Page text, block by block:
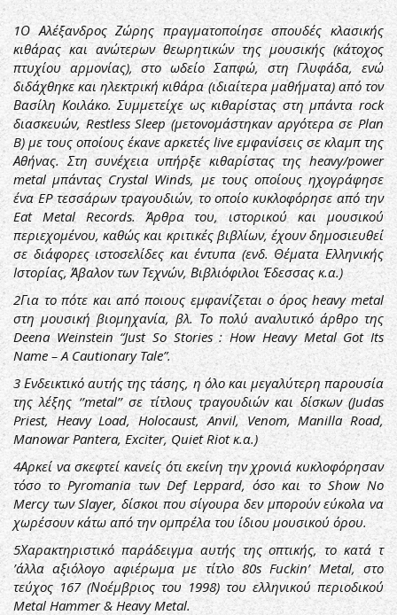
1Ο Αλέξανδρος Ζώρης πραγματοποίησε σπουδές κλασικής
κιθάρας και ανώτερων θεωρητικών της μουσικής (κάτοχος
πτυχίου αρμονίας), στο ωδείο Σαπφώ, στη Γλυφάδα, ενώ
διδάχθηκε και ηλεκτρική κιθάρα (ιδιαίτερα μαθήματα) από τον
Βασίλη Κοιλάκο. Συμμετείχε ως κιθαρίστας στη μπάντα rock
διασκευών, Restless Sleep (μετονομάστηκαν αργότερα σε Plan
B) με τους οποίους έκανε αρκετές live εμφανίσεις σε κλαμπ της
Αθήνας. Στη συνέχεια υπήρξε κιθαρίστας της heavy/power
metal μπάντας Crystal Winds, με τους οποίους ηχογράφησε
ένα EP τεσσάρων τραγουδιών, το οποίο κυκλοφόρησε από την
Eat Metal Records. Άρθρα του, ιστορικού και μουσικού
περιεχομένου, καθώς και κριτικές βιβλίων, έχουν δημοσιευθεί
σε διάφορες ιστοσελίδες και έντυπα (ενδ. Θέματα Ελληνικής
Ιστορίας, Άβαλον των Τεχνών, Βιβλιόφιλοι Έδεσσας κ.α.)
2Για το πότε και από ποιους εμφανίζεται ο όρος heavy metal
στη μουσική βιομηχανία, βλ. Το πολύ αναλυτικό άρθρο της
Deena Weinstein “Just So Stories : How Heavy Metal Got Its
Name – A Cautionary Tale”.
3Ενδεικτικό αυτής της τάσης, η όλο και μεγαλύτερη παρουσία
της λέξης ‘’metal’’ σε τίτλους τραγουδιών και δίσκων (Judas
Priest, Heavy Load, Holocaust, Anvil, Venom, Manilla Road,
Manowar Pantera, Exciter, Quiet Riot κ.α.)
4Αρκεί να σκεφτεί κανείς ότι εκείνη την χρονιά κυκλοφόρησαν
τόσο το Pyromania των Def Leppard, όσο και το Show No
Mercy των Slayer, δίσκοι που σίγουρα δεν μπορούν εύκολα να
χωρέσουν κάτω από την ομπρέλα του ίδιου μουσικού όρου.
5Χαρακτηριστικό παράδειγμα αυτής της οπτικής, το κατά τ
’άλλα αξιόλογο αφιέρωμα με τίτλο 80s Fuckin’ Metal, στο
τεύχος 167 (Νοέμβριος του 1998) του ελληνικού περιοδικού
Metal Hammer & Heavy Metal.